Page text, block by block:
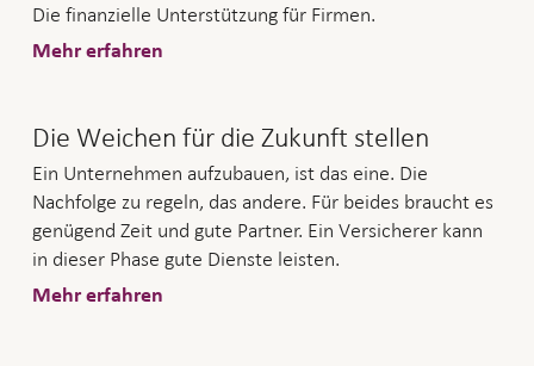
Die finanzielle Unterstützung für Firmen.
Mehr erfahren
Die Weichen für die Zukunft stellen
Ein Unternehmen aufzubauen, ist das eine. Die
Nachfolge zu regeln, das andere. Für beides braucht es
genügend Zeit und gute Partner. Ein Versicherer kann
in dieser Phase gute Dienste leisten.
Mehr erfahren